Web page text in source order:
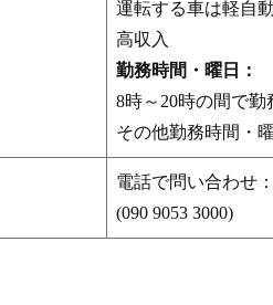
運転する車は軽自
高収入
勤務時間・曜日：
8時～20時の間で勤
その他勤務時間・
電話で問い合わせ：
(090 9053 3000)